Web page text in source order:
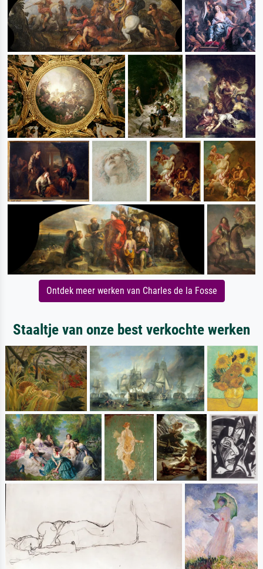
Ontdek meer werken van Charles de la Fosse
Staaltje van onze best verkochte werken